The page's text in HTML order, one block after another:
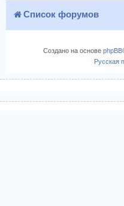
Список форумов
Создано на основе phpBB
Русская